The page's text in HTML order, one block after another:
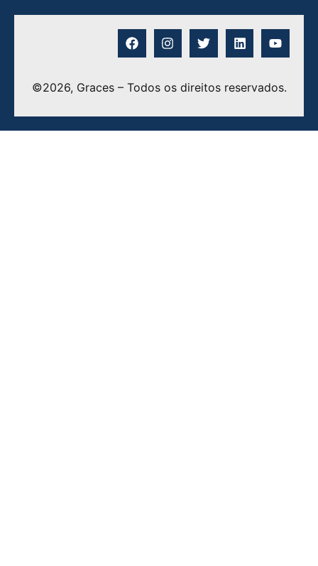
©2026, Graces – Todos os direitos reservados.